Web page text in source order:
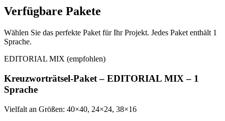
Verfügbare Pakete
Wählen Sie das perfekte Paket für Ihr Projekt. Jedes Paket enthält 1
Sprache.
EDITORIAL MIX (empfohlen)
Kreuzworträtsel-Paket – EDITORIAL MIX – 1
Sprache
Vielfalt an Größen: 40×40, 24×24, 38×16